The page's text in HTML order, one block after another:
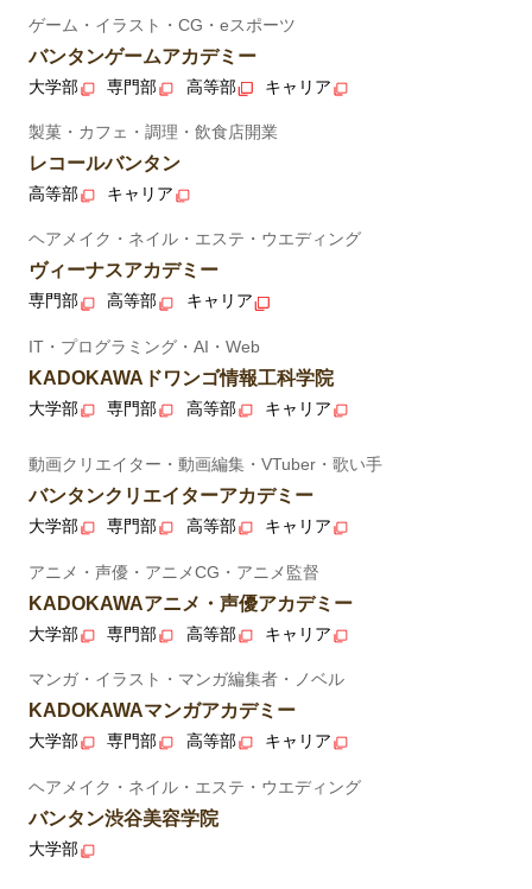
ゲーム・イラスト・CG・eスポーツ
バンタンゲームアカデミー
大学部 専門部 高等部 キャリア
製菓・カフェ・調理・飲食店開業
レコールバンタン
高等部 キャリア
ヘアメイク・ネイル・エステ・ウエディング
ヴィーナスアカデミー
専門部 高等部 キャリア
IT・プログラミング・AI・Web
KADOKAWAドワンゴ情報工科学院
大学部 専門部 高等部 キャリア
動画クリエイター・動画編集・VTuber・歌い手
バンタンクリエイターアカデミー
大学部 専門部 高等部 キャリア
アニメ・声優・アニメCG・アニメ監督
KADOKAWAアニメ・声優アカデミー
大学部 専門部 高等部 キャリア
マンガ・イラスト・マンガ編集者・ノベル
KADOKAWAマンガアカデミー
大学部 専門部 高等部 キャリア
ヘアメイク・ネイル・エステ・ウエディング
バンタン渋谷美容学院
大学部